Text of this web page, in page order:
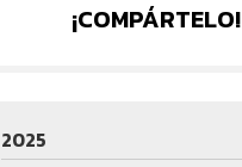
¡COMPÁRTELO!
2025